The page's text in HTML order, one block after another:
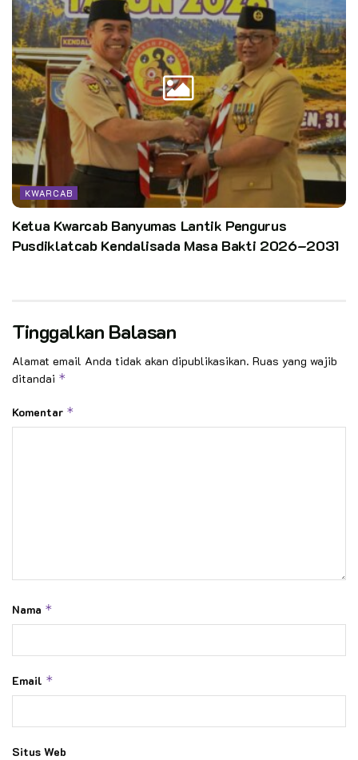
KWARCAB
Ketua Kwarcab Banyumas Lantik Pengurus
Pusdiklatcab Kendalisada Masa Bakti 2026–2031
Tinggalkan Balasan
Alamat email Anda tidak akan dipublikasikan. Ruas yang wajib
ditandai *
Komentar *
Nama *
Email *
Situs Web